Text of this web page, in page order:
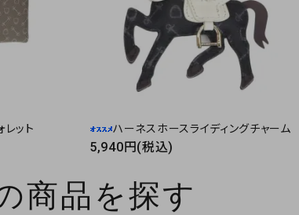
ット ハーネスホースライディングチャーム
5,940円(税込)
商品を探す